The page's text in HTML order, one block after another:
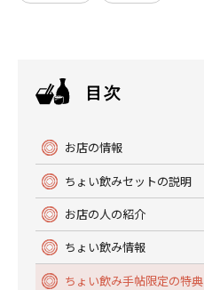
お店の情報
ちょい飲みセットの説明
お店の人の紹介
ちょい飲み情報
ちょい飲み手帖限定の特典